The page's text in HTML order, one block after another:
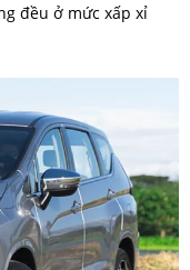
đều ở mức xấp xỉ